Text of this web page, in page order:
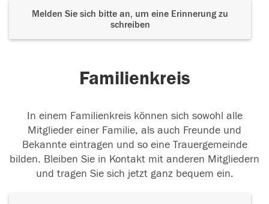
Melden Sie sich bitte an, um eine Erinnerung zu
schreiben
Familienkreis
In einem Familienkreis können sich sowohl alle
Mitglieder einer Familie, als auch Freunde und
Bekannte eintragen und so eine Trauergemeinde
bilden. Bleiben Sie in Kontakt mit anderen Mitgliedern
und tragen Sie sich jetzt ganz bequem ein.